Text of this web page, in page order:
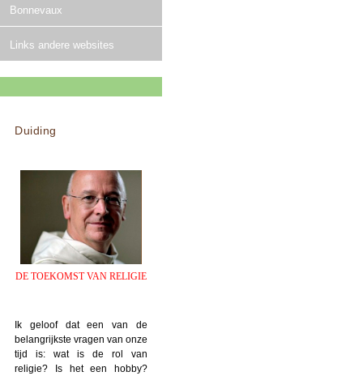
Bonnevaux
Links andere websites
Duiding
DE TOEKOMST VAN RELIGIE
Ik geloof dat een van de
belangrijkste vragen van onze
tijd is: wat is de rol van
religie? Is het een hobby?